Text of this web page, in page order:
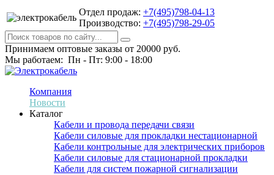
Отдел продаж: +7(495)798-04-13
Производство: +7(495)798-29-05
Принимаем оптовые заказы от 20000 руб.
Мы работаем: Пн - Пт: 9:00 - 18:00
Компания
Новости
Каталог
Кабели и провода передачи связи
Кабели силовые для прокладки нестационарной
Кабели контрольные для электрических приборов
Кабели силовые для стационарной прокладки
Кабели для систем пожарной сигнализации